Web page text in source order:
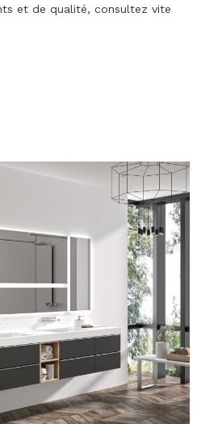
et de qualité, consultez vite